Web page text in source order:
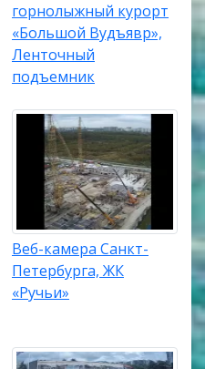
горнолыжный курорт
«Большой Вудъявр»,
Ленточный
подъемник
Веб-камера Санкт-
Петербурга, ЖК
«Ручьи»